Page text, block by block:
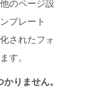
のページ設
プレート
されたフォ
す。
りません。